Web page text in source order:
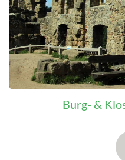
Burg- &